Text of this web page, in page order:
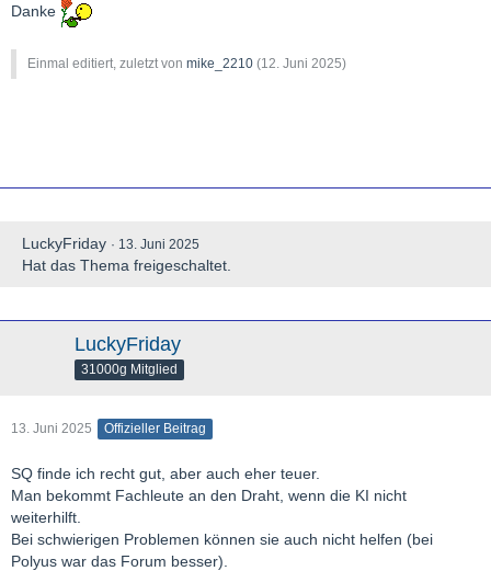
Danke
Einmal editiert, zuletzt von mike_2210 (12. Juni 2025)
LuckyFriday 13. Juni 2025
Hat das Thema freigeschaltet.
LuckyFriday
31000g Mitglied
13. Juni 2025 Offizieller Beitrag
SQ finde ich recht gut, aber auch eher teuer.
Man bekommt Fachleute an den Draht, wenn die KI nicht
weiterhilft.
Bei schwierigen Problemen können sie auch nicht helfen (bei
Polyus war das Forum besser).